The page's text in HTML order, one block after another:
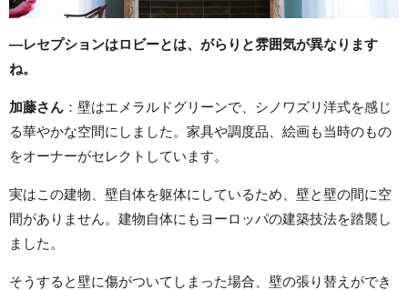
―レセプションはロビーとは、がらりと雰囲気が異なります
ね。
加藤さん ：壁はエメラルドグリーンで、シノワズリ洋式を感じ
る華やかな空間にしました。家具や調度品、絵画も当時のもの
をオーナーがセレクトしています。
実はこの建物、壁自体を躯体にしているため、壁と壁の間に空
間がありません。建物自体にもヨーロッパの建築技法を踏襲し
ました。
そうすると壁に傷がついてしまった場合、壁の張り替えができ